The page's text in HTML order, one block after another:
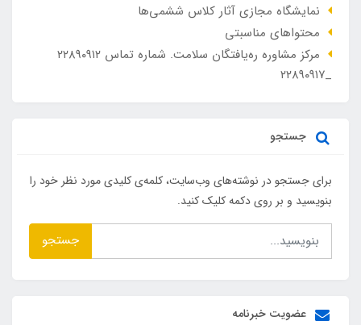
نمایشگاه مجازی آثار کلاس ششمی‌ها
محتواهای مناسبتی
مرکز مشاوره ره‌یافتگان سلامت. شماره تماس ۲۲۸۹۰۹۱۲
_۲۲۸۹۰۹۱۷
جستجو
برای جستجو در نوشته‌های وب‌سایت، کلمه‌ی کلیدی مورد نظر خود را
بنویسید و بر روی دکمه کلیک کنید.
جستجو
عضویت خبرنامه